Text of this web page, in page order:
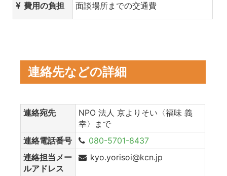
費用の負担 面談場所までの交通費
連絡先などの詳細
連絡宛先
NPO 法人 京よりそい〈福味 義
幸〉まで
連絡電話番号
080-5701-8437
連絡担当メー
ルアドレス
kyo.yorisoi@kcn.jp